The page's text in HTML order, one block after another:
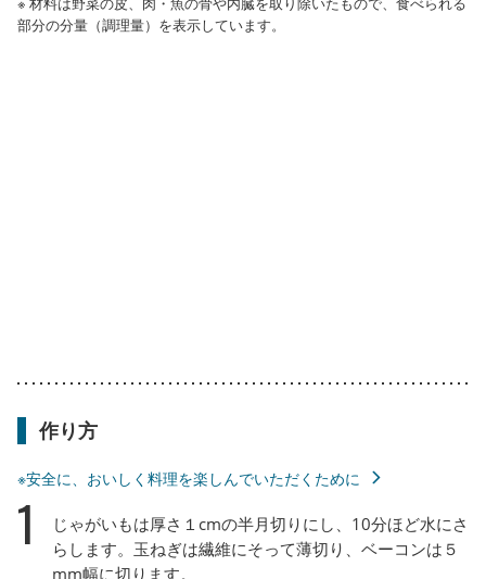
部分の分量（調理量）を表示しています。
作り方
※安全に、おいしく料理を楽しんでいただくために
1
じゃがいもは厚さ１cmの半月切りにし、10分ほど水にさ
らします。玉ねぎは繊維にそって薄切り、ベーコンは５
mm幅に切ります。